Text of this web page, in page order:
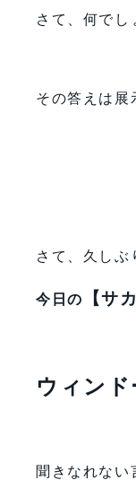
さて、何でし
その答えは展
さて、久しぶ
今日の 【サ
ウィンド
聞きなれない